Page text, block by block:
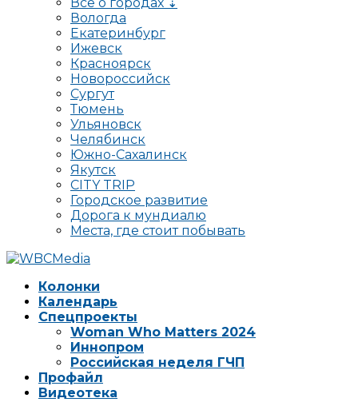
Вологда
Екатеринбург
Ижевск
Красноярск
Новороссийск
Сургут
Тюмень
Ульяновск
Челябинск
Южно-Сахалинск
Якутск
CITY TRIP
Городское развитие
Дорога к мундиалю
Места, где стоит побывать
Колонки
Календарь
Спецпроекты
Woman Who Matters 2024
Иннопром
Российская неделя ГЧП
Профайл
Видеотека